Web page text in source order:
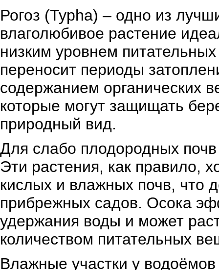
Рогоз (Typha) – одно из
влаголюбивое растение
низким уровнем
переносит периоды
содержанием органических
которые могут защищать
природный вид.
Для слабо плодородных
Эти растения, как правило,
кислых и влажных почв, что
прибрежных садов. Осока
удержания воды и может
количеством питательных
Влажные участки у